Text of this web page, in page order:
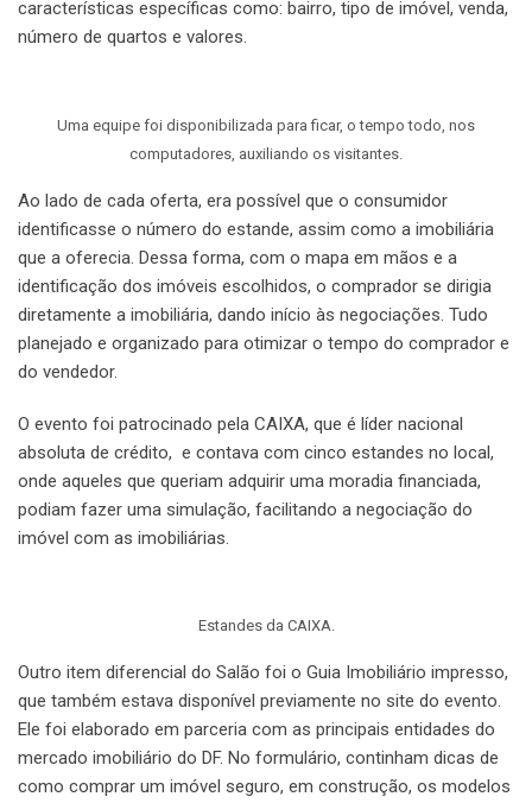
características específicas como: bairro, tipo de imóvel, venda,
número de quartos e valores.
Uma equipe foi disponibilizada para ficar, o tempo todo, nos
computadores, auxiliando os visitantes.
Ao lado de cada oferta, era possível que o consumidor
identificasse o número do estande, assim como a imobiliária
que a oferecia. Dessa forma, com o mapa em mãos e a
identificação dos imóveis escolhidos, o comprador se dirigia
diretamente a imobiliária, dando início às negociações. Tudo
planejado e organizado para otimizar o tempo do comprador e
do vendedor.
O evento foi patrocinado pela CAIXA, que é líder nacional
absoluta de crédito, e contava com cinco estandes no local,
onde aqueles que queriam adquirir uma moradia financiada,
podiam fazer uma simulação, facilitando a negociação do
imóvel com as imobiliárias.
Estandes da CAIXA.
Outro item diferencial do Salão foi o Guia Imobiliário impresso,
que também estava disponível previamente no site do evento.
Ele foi elaborado em parceria com as principais entidades do
mercado imobiliário do DF. No formulário, continham dicas de
como comprar um imóvel seguro, em construção, os modelos